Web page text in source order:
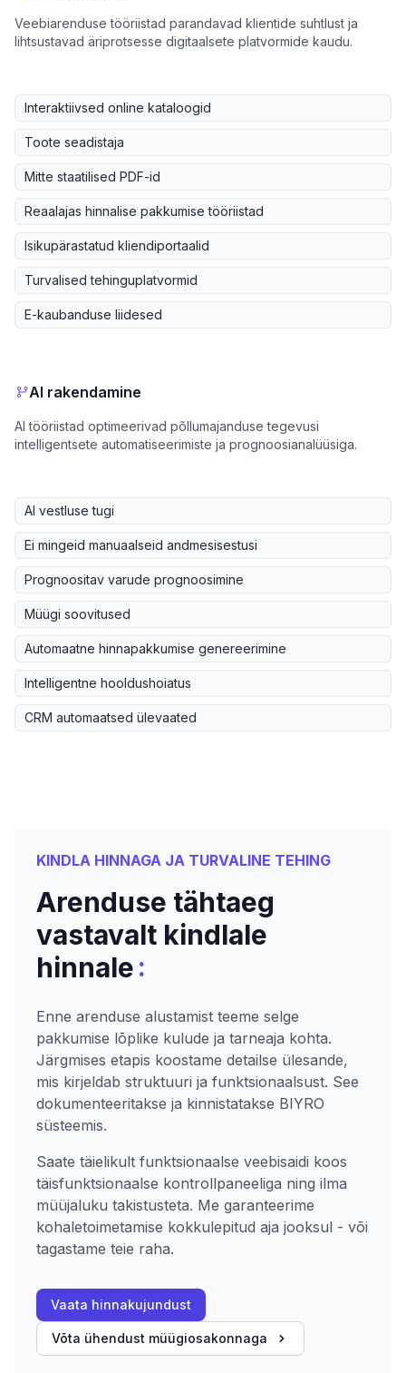
Veebiarenduse tööriistad parandavad klientide suhtlust ja
lihtsustavad äriprotsesse digitaalsete platvormide kaudu.
Interaktiivsed online kataloogid
Toote seadistaja
Mitte staatilised PDF-id
Reaalajas hinnalise pakkumise tööriistad
Isikupärastatud kliendiportaalid
Turvalised tehinguplatvormid
E-kaubanduse liidesed
AI rakendamine
AI tööriistad optimeerivad põllumajanduse tegevusi
intelligentsete automatiseerimiste ja prognoosianalüüsiga.
AI vestluse tugi
Ei mingeid manuaalseid andmesisestusi
Prognoositav varude prognoosimine
Müügi soovitused
Automaatne hinnapakkumise genereerimine
Intelligentne hooldushoiatus
CRM automaatsed ülevaated
KINDLA HINNAGA JA TURVALINE TEHING
Arenduse tähtaeg
vastavalt kindlale
hinnale:
Enne arenduse alustamist teeme selge
pakkumise lõplike kulude ja tarneaja kohta.
Järgmises etapis koostame detailse ülesande,
mis kirjeldab struktuuri ja funktsionaalsust. See
dokumenteeritakse ja kinnistatakse BIYRO
süsteemis.
Saate täielikult funktsionaalse veebisaidi koos
täisfunktsionaalse kontrollpaneeliga ning ilma
müüjaluku takistusteta. Me garanteerime
kohaletoimetamise kokkulepitud aja jooksul - või
tagastame teie raha.
Vaata hinnakujundust
Võta ühendust müügiosakonnaga